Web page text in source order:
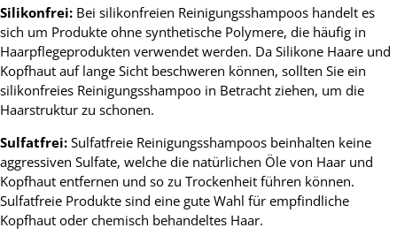
Silikonfrei: Bei silikonfreien Reinigungsshampoos handelt es
sich um Produkte ohne synthetische Polymere, die häufig in
Haarpflegeprodukten verwendet werden. Da Silikone Haare und
Kopfhaut auf lange Sicht beschweren können, sollten Sie ein
silikonfreies Reinigungsshampoo in Betracht ziehen, um die
Haarstruktur zu schonen.
Sulfatfrei: Sulfatfreie Reinigungsshampoos beinhalten keine
aggressiven Sulfate, welche die natürlichen Öle von Haar und
Kopfhaut entfernen und so zu Trockenheit führen können.
Sulfatfreie Produkte sind eine gute Wahl für empfindliche
Kopfhaut oder chemisch behandeltes Haar.